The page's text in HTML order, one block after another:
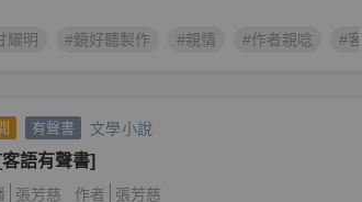
耀明 #鏡好聽製作 #親情 #作者親唸 #客
有聲書 文學小說
語有聲書]
張芳慈 作者
張芳慈